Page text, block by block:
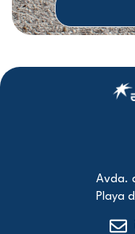
Avda.
Playa